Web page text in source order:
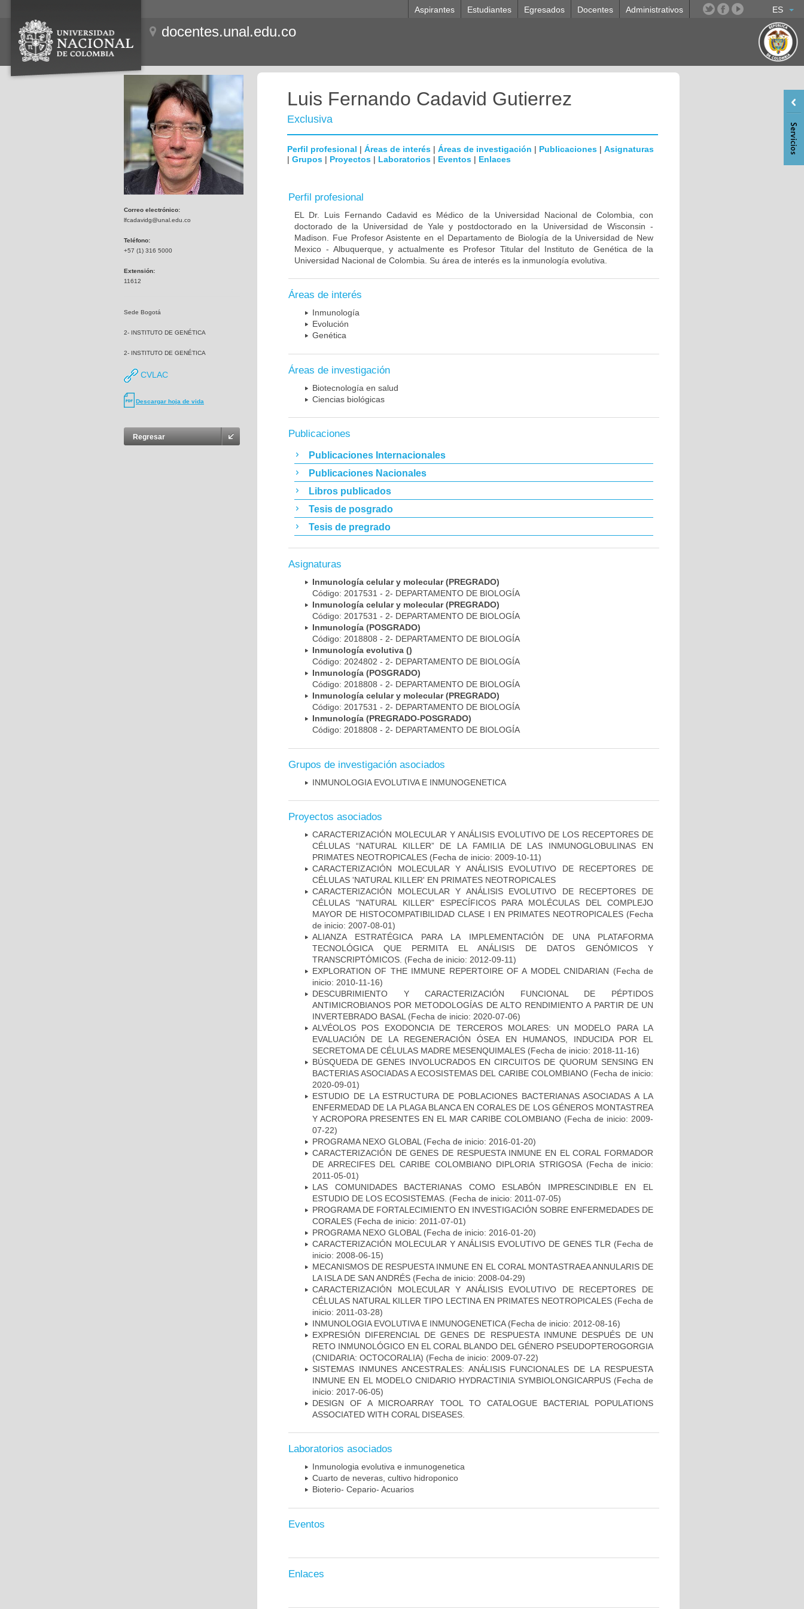
ES
Aspirantes Estudiantes Egresados Docentes Administrativos
docentes.unal.edu.co
Correo electrónico:
lfcadavidg@unal.edu.co
Teléfono:
+57 (1) 316 5000
Extensión:
11612
Sede Bogotá
2- INSTITUTO DE GENÉTICA
2- INSTITUTO DE GENÉTICA
CVLAC
Descargar hoja de vida
Regresar
Luis Fernando Cadavid Gutierrez
Exclusiva
Perfil profesional | Áreas de interés | Áreas de investigación | Publicaciones | Asignaturas
| Grupos | Proyectos | Laboratorios | Eventos | Enlaces
Perfil profesional
EL Dr. Luis Fernando Cadavid es Médico de la Universidad Nacional de Colombia, con
doctorado de la Universidad de Yale y postdoctorado en la Universidad de Wisconsin -
Madison. Fue Profesor Asistente en el Departamento de Biología de la Universidad de New
Mexico - Albuquerque, y actualmente es Profesor Titular del Instituto de Genética de la
Universidad Nacional de Colombia. Su área de interés es la inmunología evolutiva.
Áreas de interés
Inmunología
Evolución
Genética
Áreas de investigación
Biotecnología en salud
Ciencias biológicas
Publicaciones
Publicaciones Internacionales
Publicaciones Nacionales
Libros publicados
Tesis de posgrado
Tesis de pregrado
Asignaturas
Inmunología celular y molecular (PREGRADO)
Código: 2017531 - 2- DEPARTAMENTO DE BIOLOGÍA
Inmunología celular y molecular (PREGRADO)
Código: 2017531 - 2- DEPARTAMENTO DE BIOLOGÍA
Inmunología (POSGRADO)
Código: 2018808 - 2- DEPARTAMENTO DE BIOLOGÍA
Inmunología evolutiva ()
Código: 2024802 - 2- DEPARTAMENTO DE BIOLOGÍA
Inmunología (POSGRADO)
Código: 2018808 - 2- DEPARTAMENTO DE BIOLOGÍA
Inmunología celular y molecular (PREGRADO)
Código: 2017531 - 2- DEPARTAMENTO DE BIOLOGÍA
Inmunología (PREGRADO-POSGRADO)
Código: 2018808 - 2- DEPARTAMENTO DE BIOLOGÍA
Grupos de investigación asociados
INMUNOLOGIA EVOLUTIVA E INMUNOGENETICA
Proyectos asociados
CARACTERIZACIÓN MOLECULAR Y ANÁLISIS EVOLUTIVO DE LOS RECEPTORES DE
CÉLULAS “NATURAL KILLER” DE LA FAMILIA DE LAS INMUNOGLOBULINAS EN
PRIMATES NEOTROPICALES (Fecha de inicio: 2009-10-11)
CARACTERIZACIÓN MOLECULAR Y ANÁLISIS EVOLUTIVO DE RECEPTORES DE
CÉLULAS 'NATURAL KILLER' EN PRIMATES NEOTROPICALES
CARACTERIZACIÓN MOLECULAR Y ANÁLISIS EVOLUTIVO DE RECEPTORES DE
CÉLULAS "NATURAL KILLER" ESPECÍFICOS PARA MOLÉCULAS DEL COMPLEJO
MAYOR DE HISTOCOMPATIBILIDAD CLASE I EN PRIMATES NEOTROPICALES(Fecha
de inicio: 2007-08-01)
ALIANZA ESTRATÉGICA PARA LA IMPLEMENTACIÓN DE UNA PLATAFORMA
TECNOLÓGICA QUE PERMITA EL ANÁLISIS DE DATOS GENÓMICOS Y
TRANSCRIPTÓMICOS. (Fecha de inicio: 2012-09-11)
EXPLORATION OF THE IMMUNE REPERTOIRE OF A MODEL CNIDARIAN (Fecha de
inicio: 2010-11-16)
DESCUBRIMIENTO Y CARACTERIZACIÓN FUNCIONAL DE PÉPTIDOS
ANTIMICROBIANOS POR METODOLOGÍAS DE ALTO RENDIMIENTO A PARTIR DE UN
INVERTEBRADO BASAL (Fecha de inicio: 2020-07-06)
ALVÉOLOS POS EXODONCIA DE TERCEROS MOLARES: UN MODELO PARA LA
EVALUACIÓN DE LA REGENERACIÓN ÓSEA EN HUMANOS, INDUCIDA POR EL
SECRETOMA DE CÉLULAS MADRE MESENQUIMALES (Fecha de inicio: 2018-11-16)
BÚSQUEDA DE GENES INVOLUCRADOS EN CIRCUITOS DE QUORUM SENSING EN
BACTERIAS ASOCIADAS A ECOSISTEMAS DEL CARIBE COLOMBIANO(Fecha de inicio:
2020-09-01)
ESTUDIO DE LA ESTRUCTURA DE POBLACIONES BACTERIANAS ASOCIADAS A LA
ENFERMEDAD DE LA PLAGA BLANCA EN CORALES DE LOS GÉNEROS MONTASTREA
Y ACROPORA PRESENTES EN EL MAR CARIBE COLOMBIANO (Fecha de inicio: 2009-
07-22)
PROGRAMA NEXO GLOBAL (Fecha de inicio: 2016-01-20)
CARACTERIZACIÓN DE GENES DE RESPUESTA INMUNE EN EL CORAL FORMADOR
DE ARRECIFES DEL CARIBE COLOMBIANO DIPLORIA STRIGOSA(Fecha de inicio:
2011-05-01)
LAS COMUNIDADES BACTERIANAS COMO ESLABÓN IMPRESCINDIBLE EN EL
ESTUDIO DE LOS ECOSISTEMAS. (Fecha de inicio: 2011-07-05)
PROGRAMA DE FORTALECIMIENTO EN INVESTIGACIÓN SOBRE ENFERMEDADES DE
CORALES (Fecha de inicio: 2011-07-01)
PROGRAMA NEXO GLOBAL (Fecha de inicio: 2016-01-20)
CARACTERIZACIÓN MOLECULAR Y ANÁLISIS EVOLUTIVO DE GENES TLR (Fecha de
inicio: 2008-06-15)
MECANISMOS DE RESPUESTA INMUNE EN EL CORAL MONTASTRAEA ANNULARIS DE
LA ISLA DE SAN ANDRÉS (Fecha de inicio: 2008-04-29)
CARACTERIZACIÓN MOLECULAR Y ANÁLISIS EVOLUTIVO DE RECEPTORES DE
CÉLULAS NATURAL KILLER TIPO LECTINA EN PRIMATES NEOTROPICALES(Fecha de
inicio: 2011-03-28)
INMUNOLOGIA EVOLUTIVA E INMUNOGENETICA(Fecha de inicio: 2012-08-16)
EXPRESIÓN DIFERENCIAL DE GENES DE RESPUESTA INMUNE DESPUÉS DE UN
RETO INMUNOLÓGICO EN EL CORAL BLANDO DEL GÉNERO PSEUDOPTEROGORGIA
(CNIDARIA: OCTOCORALIA) (Fecha de inicio: 2009-07-22)
SISTEMAS INMUNES ANCESTRALES: ANÁLISIS FUNCIONALES DE LA RESPUESTA
INMUNE EN EL MODELO CNIDARIO HYDRACTINIA SYMBIOLONGICARPUS(Fecha de
inicio: 2017-06-05)
DESIGN OF A MICROARRAY TOOL TO CATALOGUE BACTERIAL POPULATIONS
ASSOCIATED WITH CORAL DISEASES.
Laboratorios asociados
Inmunologia evolutiva e inmunogenetica
Cuarto de neveras, cultivo hidroponico
Bioterio- Cepario- Acuarios
Eventos
Enlaces